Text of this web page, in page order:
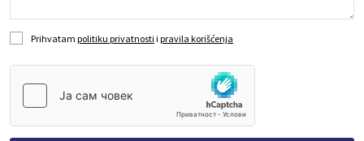
Prihvatam politiku privatnosti i pravila korišćenja